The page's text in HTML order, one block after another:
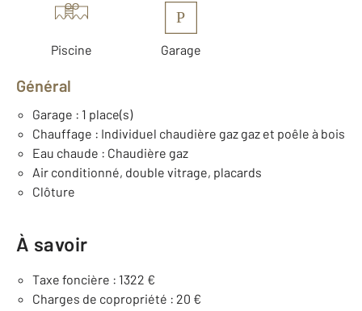
Piscine
P
Garage
Général
Garage : 1 place(s)
Chauffage : Individuel chaudière gaz gaz et poêle à bois
Eau chaude : Chaudière gaz
Air conditionné, double vitrage, placards
Clôture
À savoir
Taxe foncière : 1322 €
Charges de copropriété : 20 €